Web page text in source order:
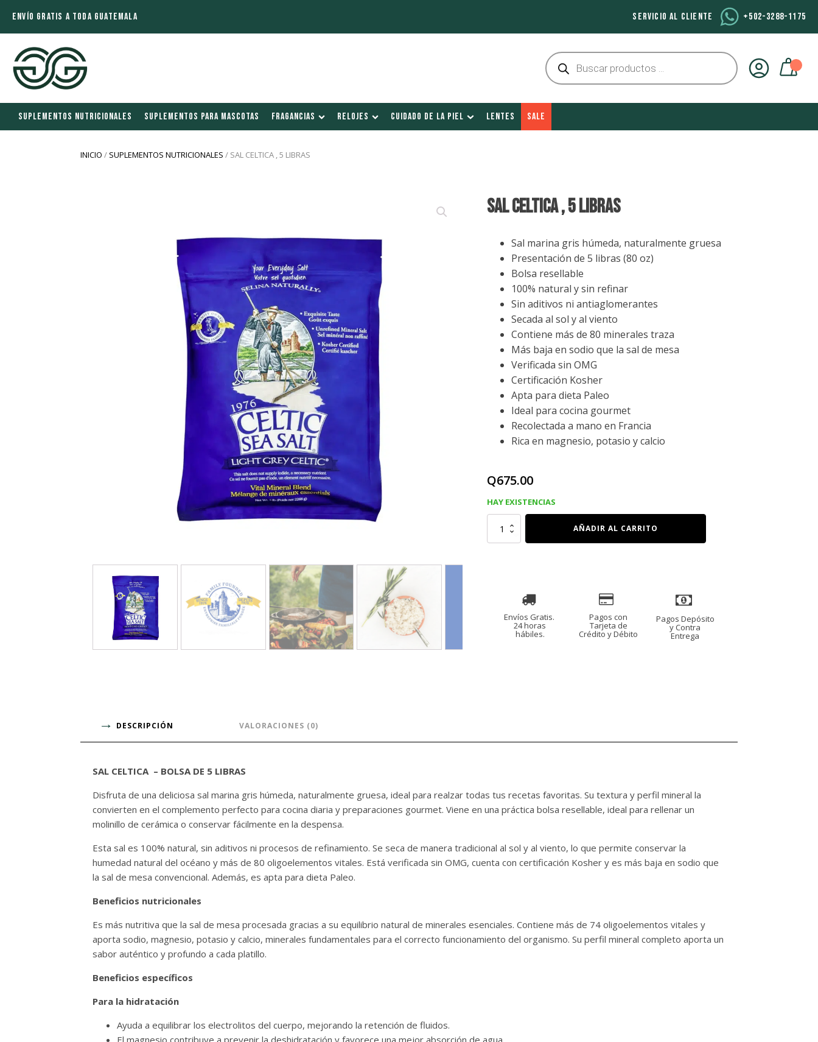
ENVÍO GRATIS A TODA GUATEMALA SERVICIO AL CLIENTE +502-3288-1175
Búsqueda
de
productos
SUPLEMENTOS NUTRICIONALES SUPLEMENTOS PARA MASCOTAS FRAGANCIAS RELOJES CUIDADO DE LA PIEL LENTES SALE
INICIO / SUPLEMENTOS NUTRICIONALES / SAL CELTICA , 5 LIBRAS
SAL CELTICA , 5 Libras
Sal marina gris húmeda, naturalmente gruesa
Presentación de 5 libras (80 oz)
Bolsa resellable
100% natural y sin refinar
Sin aditivos ni antiaglomerantes
Secada al sol y al viento
Contiene más de 80 minerales traza
Más baja en sodio que la sal de mesa
Verificada sin OMG
Certificación Kosher
Apta para dieta Paleo
Ideal para cocina gourmet
Recolectada a mano en Francia
Rica en magnesio, potasio y calcio
Q675.00
HAY EXISTENCIAS
CELTICA
5
AÑADIR AL CARRITO
Envíos Gratis.
24 horas
hábiles.
Pagos con
Tarjeta de
Crédito y Débito
Pagos Depósito
y Contra
Entrega
DESCRIPCIÓN VALORACIONES (0)
SAL CELTICA – BOLSA DE 5 LIBRAS
Disfruta de una deliciosa sal marina gris húmeda, naturalmente gruesa, ideal para realzar todas tus recetas favoritas. Su textura y perfil mineral la
convierten en el complemento perfecto para cocina diaria y preparaciones gourmet. Viene en una práctica bolsa resellable, ideal para rellenar un
molinillo de cerámica o conservar fácilmente en la despensa.
Esta sal es 100% natural, sin aditivos ni procesos de refinamiento. Se seca de manera tradicional al sol y al viento, lo que permite conservar la
humedad natural del océano y más de 80 oligoelementos vitales. Está verificada sin OMG, cuenta con certificación Kosher y es más baja en sodio que
la sal de mesa convencional. Además, es apta para dieta Paleo.
Beneficios nutricionales
Es más nutritiva que la sal de mesa procesada gracias a su equilibrio natural de minerales esenciales. Contiene más de 74 oligoelementos vitales y
aporta sodio, magnesio, potasio y calcio, minerales fundamentales para el correcto funcionamiento del organismo. Su perfil mineral completo aporta un
sabor auténtico y profundo a cada platillo.
Beneficios específicos
Para la hidratación
Ayuda a equilibrar los electrolitos del cuerpo, mejorando la retención de fluidos.
El magnesio contribuye a prevenir la deshidratación y favorece una mejor absorción de agua.